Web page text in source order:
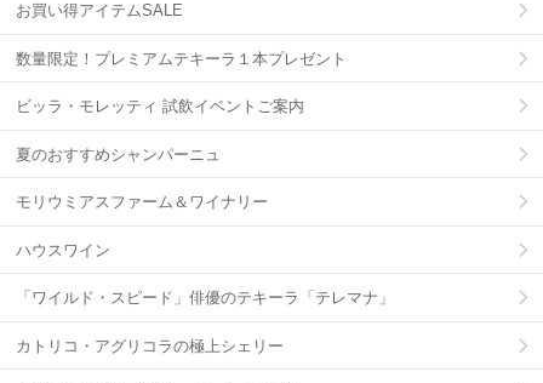
お買い得アイテムSALE
数量限定！プレミアムテキーラ１本プレゼント
ビッラ・モレッティ 試飲イベントご案内
夏のおすすめシャンパーニュ
モリウミアスファーム＆ワイナリー
ハウスワイン
「ワイルド・スピード」俳優のテキーラ「テレマナ」
カトリコ・アグリコラの極上シェリー